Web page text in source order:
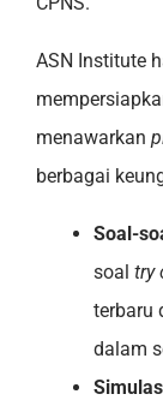
ASN Institute
menawarkan
berbagai
Soal-
soal try
terbaru
dalam